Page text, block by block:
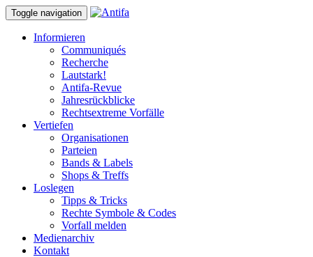
Toggle navigation
Informieren
Communiqués
Recherche
Lautstark!
Antifa-Revue
Jahresrückblicke
Rechtsextreme Vorfälle
Vertiefen
Organisationen
Parteien
Bands & Labels
Shops & Treffs
Loslegen
Tipps & Tricks
Rechte Symbole & Codes
Vorfall melden
Medienarchiv
Kontakt